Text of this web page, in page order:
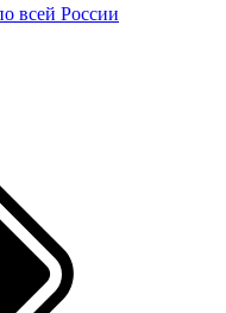
всей России